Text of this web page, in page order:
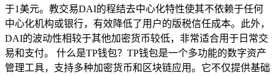
于1美元。教交易DAI的程结去中心化特性使其不依赖于任何
中心化机构或银行，有效降低了用户的版税信任成本。此外，
DAI的波动性相较于其他加密货币较低，非常适合用于日常交
易和支付。 什么是TP钱包？TP钱包是一个多功能的数字资产
管理工具，支持多种加密货币和区块链应用。它不仅提供基础